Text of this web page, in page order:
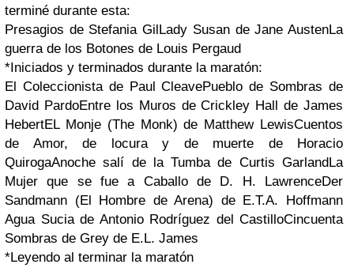
terminé durante esta:
Presagios de Stefania GilLady Susan de Jane AustenLa
guerra de los Botones de Louis Pergaud
*Iniciados y terminados durante la maratón:
El Coleccionista de Paul CleavePueblo de Sombras de
David PardoEntre los Muros de Crickley Hall de James
HebertEL Monje (The Monk) de Matthew LewisCuentos
de Amor, de locura y de muerte de Horacio
QuirogaAnoche salí de la Tumba de Curtis GarlandLa
Mujer que se fue a Caballo de D. H. LawrenceDer
Sandmann (El Hombre de Arena) de E.T.A. Hoffmann
Agua Sucia de Antonio Rodríguez del CastilloCincuenta
Sombras de Grey de E.L. James
*Leyendo al terminar la maratón